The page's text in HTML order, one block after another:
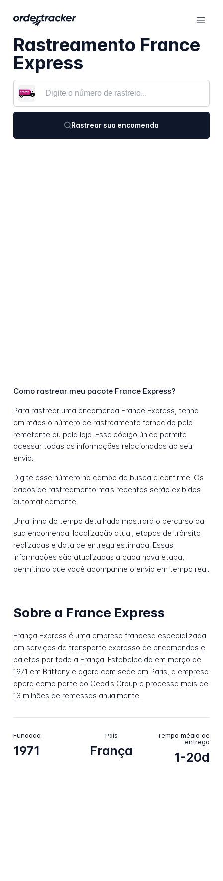
Rastreamento France
Express
Rastrear sua encomenda
Como rastrear meu pacote France Express?
Para rastrear uma encomenda France Express, tenha
em mãos o número de rastreamento fornecido pelo
remetente ou pela loja. Esse código único permite
acessar todas as informações relacionadas ao seu
envio.
Digite esse número no campo de busca e confirme. Os
dados de rastreamento mais recentes serão exibidos
automaticamente.
Uma linha do tempo detalhada mostrará o percurso da
sua encomenda: localização atual, etapas de trânsito
realizadas e data de entrega estimada. Essas
informações são atualizadas a cada nova etapa,
permitindo que você acompanhe o envio em tempo real.
Sobre a France Express
França Express é uma empresa francesa especializada
em serviços de transporte expresso de encomendas e
paletes por toda a França. Estabelecida em março de
1971 em Brittany e agora com sede em Paris, a empresa
opera como parte do Geodis Group e processa mais de
13 milhões de remessas anualmente.
Fundada
1971
País
França
Tempo médio de
entrega
1-20d